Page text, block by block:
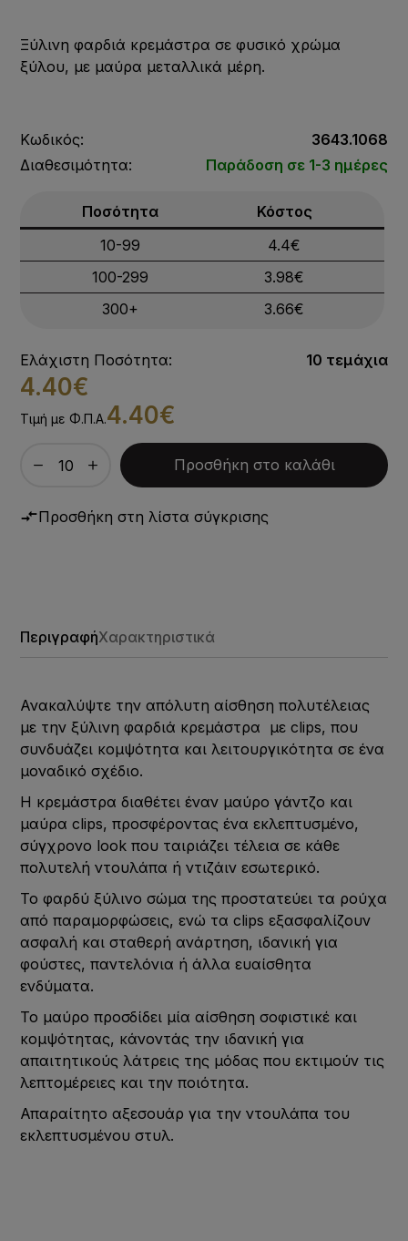
Ξύλινη φαρδιά κρεμάστρα σε φυσικό χρώμα
ξύλου, με μαύρα μεταλλικά μέρη.
Κωδικός:
3643.1068
Διαθεσιμότητα:
Παράδοση σε 1-3 ημέρες
Ποσότητα
Κόστος
10-99
4.4€
100-299
3.98€
300+
3.66€
Ελάχιστη Ποσότητα: 10 τεμάχια
4.40€
Τιμή με Φ.Π.Α.4.40€
Προσθήκη στο καλάθι
Προσθήκη στη λίστα σύγκρισης
ΠεριγραφήΧαρακτηριστικά
Ανακαλύψτε την απόλυτη αίσθηση πολυτέλειας
με την ξύλινη φαρδιά κρεμάστρα με clips, που
συνδυάζει κομψότητα και λειτουργικότητα σε ένα
μοναδικό σχέδιο.
Η κρεμάστρα διαθέτει έναν μαύρο γάντζo και
μαύρα clips, προσφέροντας ένα εκλεπτυσμένο,
σύγχρονο look που ταιριάζει τέλεια σε κάθε
πολυτελή ντουλάπα ή ντιζάιν εσωτερικό.
Το φαρδύ ξύλινο σώμα της προστατεύει τα ρούχα
από παραμορφώσεις, ενώ τα clips εξασφαλίζουν
ασφαλή και σταθερή ανάρτηση, ιδανική για
φούστες, παντελόνια ή άλλα ευαίσθητα
ενδύματα.
Το μαύρο προσδίδει μία αίσθηση σοφιστικέ και
κομψότητας, κάνοντάς την ιδανική για
απαιτητικούς λάτρεις της μόδας που εκτιμούν τις
λεπτομέρειες και την ποιότητα.
Απαραίτητο αξεσουάρ για την ντουλάπα του
εκλεπτυσμένου στυλ.